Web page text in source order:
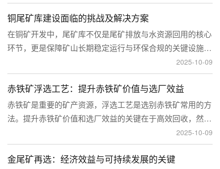
回水系统。根据地形，尾矿库可分为山谷型、山坡型、平地
型和河流拦截型。
铜尾矿库建设面临的挑战及解决方案
在铜矿开发中，尾矿库不仅是尾矿排放与水资源回用的核心
环节，更是保障矿山长期稳定运行与环保合规的关键设施。
然而，铜矿尾矿本身具有粒度细、水量大、化学活性强等特
性，使尾矿库在坝体稳定、防渗处理与排洪系统设计方面面
临更高技术挑战。
2025-10-09
赤铁矿浮选工艺：提升赤铁矿价值与选厂效益
赤铁矿是重要的矿产资源，浮选工艺是选别赤铁矿常用的方
法。提升赤铁矿价值和选厂效益的关键在于高效回收，然
而，赤铁矿往往存在嵌布粒度细、易泥化、存在高硅铝杂质
等特征。利用传统的浮选工艺进行处理会面临回收率低、精
矿品位不稳定、药剂成本高等问题。
2025-10-09
金尾矿再选：经济效益与可持续发展的关键